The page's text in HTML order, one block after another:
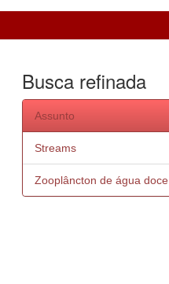
Busca refinada
Assunto
Streams
Zooplâncton de água doce